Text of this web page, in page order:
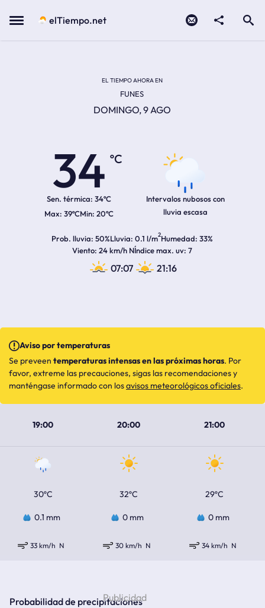
Menu elTiempo.net
EL TIEMPO AHORA EN
FUNES
DOMINGO, 9 AGO
34
ºC
Sen. térmica: 34ºC
39ºC 20ºC
Intervalos nubosos con
lluvia escasa
Prob. lluvia 50%Lluvia 0.1 l/m2Humedad 33%
Viento 24 km/h NÍndice max. uv 7
07:07 21:16
19:00 20:00 21:00
30ºC 32ºC 29ºC
0.1 mm 0 mm 0 mm
33 km/h N 30 km/h N 34 km/h N
Aviso por temperaturas
Se preveen temperaturas intensas en las próximas horas. Por
favor, extreme las precauciones, sigas las recomendaciones y
manténgase informado con losavisos meteorológicos oficiales.
Probabilidad de precipitaciones